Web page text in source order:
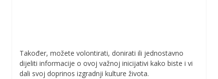
Također, možete volontirati, donirati ili jednostavno
dijeliti informacije o ovoj važnoj inicijativi kako biste i vi
dali svoj doprinos izgradnji kulture života.